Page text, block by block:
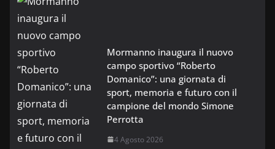
Mormanno inaugura il nuovo
campo sportivo “Roberto
Domanico”: una giornata di
sport, memoria e futuro con il
campione del mondo Simone
Perrotta
4 Agosto 2026